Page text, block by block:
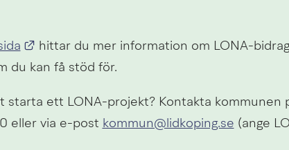
Länk till annan webbplats.
hittar du mer information om LONA-
du kan få stöd för.
starta ett LONA-projekt? Kontakta kommunen
eller via e-post kommun@lidkoping.se (ange